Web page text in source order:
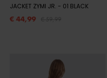
JACKET ZYMI JR. - 01 BLACK
€ 44,99